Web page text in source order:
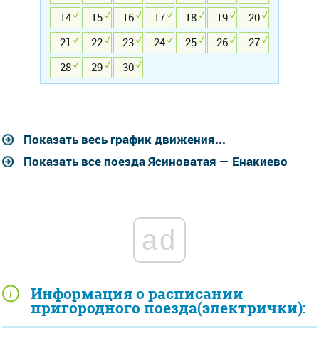
Информация о расписании
пригородного поезда(электрички):
14
15 16 17 18 19
20
21
22 23 24 25 26
27
28
29 30
Показать весь график движения...
Показать все поезда Ясиноватая — Енакиево
ad